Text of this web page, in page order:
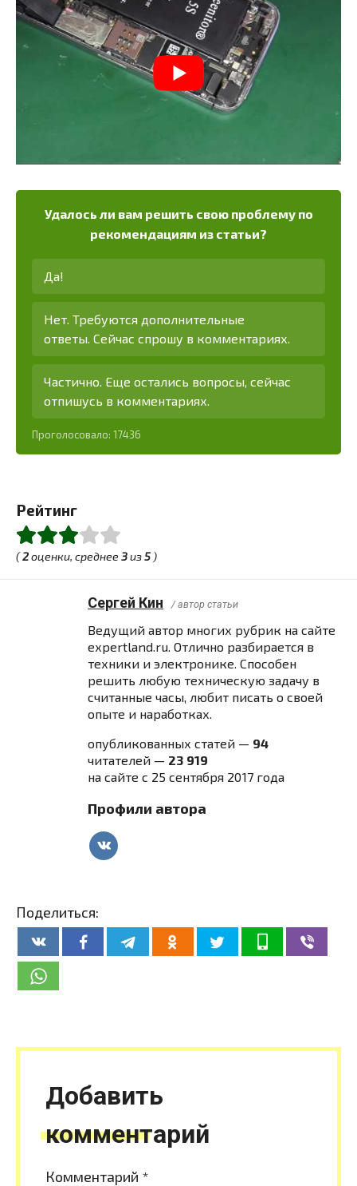
Удалось ли вам решить свою проблему по
рекомендациям из статьи?
Да!
Нет. Требуются дополнительные
ответы. Сейчас спрошу в комментариях.
Частично. Еще остались вопросы, сейчас
отпишусь в комментариях.
Проголосовало: 17436
Рейтинг
(2оценки, среднее3из5 )
Сергей Кин / автор статьи
Ведущий автор многих рубрик на сайте
expertland.ru. Отлично разбирается в
техники и электронике. Способен
решить любую техническую задачу в
считанные часы, любит писать о своей
опыте и наработках.
опубликованных статей — 94
читателей — 23 919
на сайте с 25 сентября 2017 года
Профили автора
Поделиться:
Добавить
комментарий
Комментарий *